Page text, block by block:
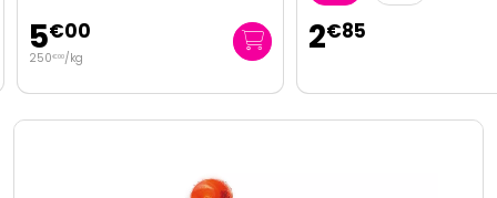
5€00
250€00/kg 2€85